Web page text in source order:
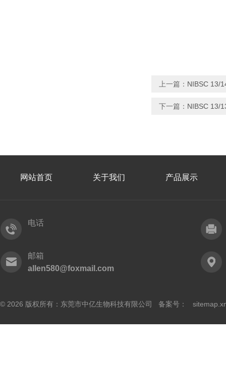
上一篇： NIBSC 13/
下一篇： NIBSC 13/
网站首页 关于我们 产品展示
电话
邮箱
allen580@foxmail.com
© 2026 版权所有：东莞市中亿生物科技有限公司 备案号：